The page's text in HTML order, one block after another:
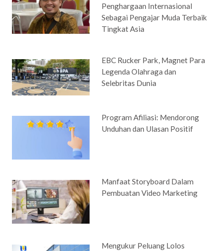
Penghargaan Internasional
Sebagai Pengajar Muda Terbaik
Tingkat Asia
EBC Rucker Park, Magnet Para
Legenda Olahraga dan
Selebritas Dunia
Program Afiliasi: Mendorong
Unduhan dan Ulasan Positif
Manfaat Storyboard Dalam
Pembuatan Video Marketing
Mengukur Peluang Lolos